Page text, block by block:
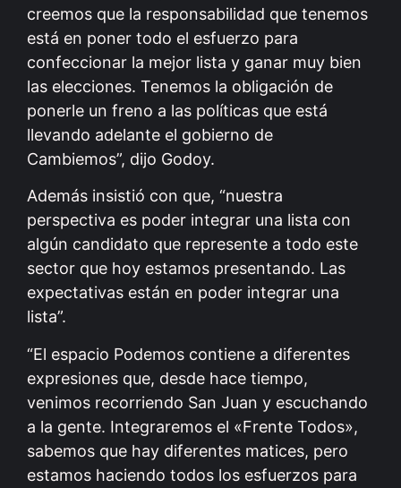
creemos que la responsabilidad que tenemos
está en poner todo el esfuerzo para
confeccionar la mejor lista y ganar muy bien
las elecciones. Tenemos la obligación de
ponerle un freno a las políticas que está
llevando adelante el gobierno de
Cambiemos”, dijo Godoy.
Además insistió con que, “nuestra
perspectiva es poder integrar una lista con
algún candidato que represente a todo este
sector que hoy estamos presentando. Las
expectativas están en poder integrar una
lista”.
“El espacio Podemos contiene a diferentes
expresiones que, desde hace tiempo,
venimos recorriendo San Juan y escuchando
a la gente. Integraremos el «Frente Todos»,
sabemos que hay diferentes matices, pero
estamos haciendo todos los esfuerzos para